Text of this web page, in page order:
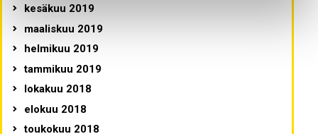
kesäkuu 2019
maaliskuu 2019
helmikuu 2019
tammikuu 2019
lokakuu 2018
elokuu 2018
toukokuu 2018